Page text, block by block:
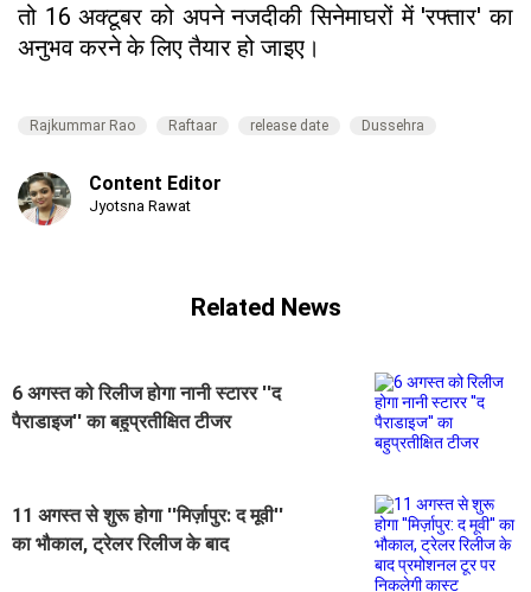
तो 16 अक्टूबर को अपने नजदीकी सिनेमाघरों में 'रफ्तार' का
अनुभव करने के लिए तैयार हो जाइए।
Rajkummar Rao Raftaar release date Dussehra
Content Editor
Jyotsna Rawat
Related News
6 अगस्त को रिलीज होगा नानी स्टारर ''द
पैराडाइज'' का बहुप्रतीक्षित टीजर
11 अगस्त से शुरू होगा ''मिर्ज़ापुर: द मूवी''
का भौकाल, ट्रेलर रिलीज के बाद